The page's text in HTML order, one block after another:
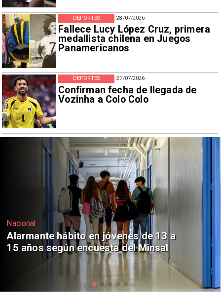
28/07/2026
Fallece Lucy López Cruz, primera
medallista chilena en Juegos
Panamericanos
DEPORTES
27/07/2026
Confirman fecha de llegada de
Vozinha a Colo Colo
DEPORTES
Regiones
Aprueban creación del Parque
Sebastián Piñera con inversión de $4
mil millones